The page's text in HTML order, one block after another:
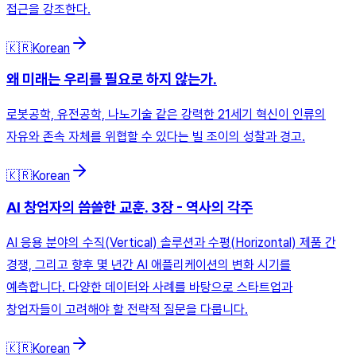
접근을 강조한다.
🇰🇷Korean
왜 미래는 우리를 필요로 하지 않는가.
로봇공학, 유전공학, 나노기술 같은 강력한 21세기 혁신이 인류의
자유와 존속 자체를 위협할 수 있다는 빌 조이의 성찰과 경고.
🇰🇷Korean
AI 창업자의 씁쓸한 교훈. 3장 - 역사의 각주
AI 응용 분야의 수직(Vertical) 솔루션과 수평(Horizontal) 제품 간
경쟁, 그리고 향후 몇 년간 AI 애플리케이션의 변화 시기를
예측합니다. 다양한 데이터와 사례를 바탕으로 스타트업과
창업자들이 고려해야 할 전략적 질문을 다룹니다.
🇰🇷Korean